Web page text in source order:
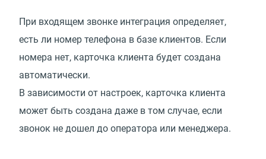
При входящем звонке интеграция определяет,
есть ли номер телефона в базе клиентов. Если
номера нет, карточка клиента будет создана
автоматически.
В зависимости от настроек, карточка клиента
может быть создана даже в том случае, если
звонок не дошел до оператора или менеджера.